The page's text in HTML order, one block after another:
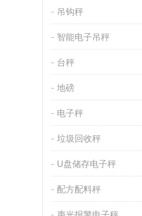
吊钩秤
智能电子吊秤
台秤
地磅
电子秤
垃圾回收秤
U盘储存电子秤
配方配料秤